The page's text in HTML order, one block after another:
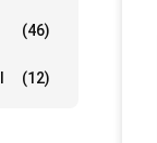
(46)
(12)